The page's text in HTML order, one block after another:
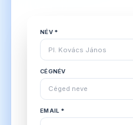
NÉV *
CÉGNÉV
EMAIL *